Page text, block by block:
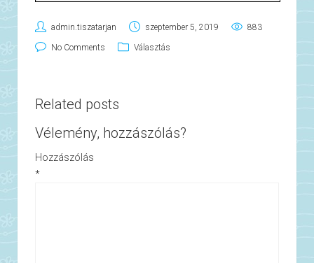
admin.tiszatarjan szeptember 5, 2019 883
No Comments Választás
Related posts
Vélemény, hozzászólás?
Hozzászólás
*